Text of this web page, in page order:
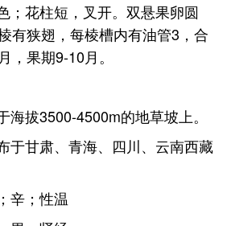
；花柱短，叉开。双悬果卵圆
有狭翅，每棱槽内有油管3，合
，果期9-10月。
海拔3500-4500m的地草坡上。
于甘肃、青海、四川、云南西藏
辛；性温